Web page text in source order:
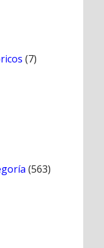
(7)
(563)